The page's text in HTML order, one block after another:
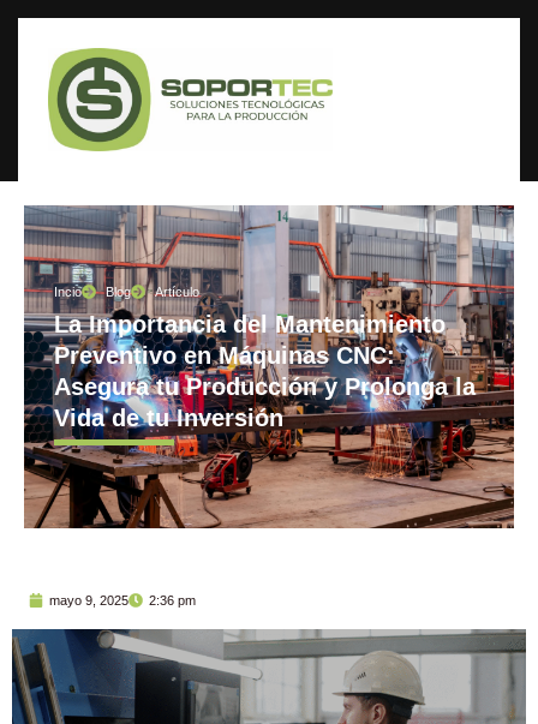
Incio Blog Artículo
La Importancia del Mantenimiento
Preventivo en Máquinas CNC:
Asegura tu Producción y Prolonga la
Vida de tu Inversión
mayo 9, 2025 2:36 pm